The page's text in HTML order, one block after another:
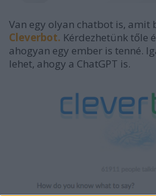
Van egy olyan chatbot is, amit
Cleverbot. Kérdezhetünk tőle
ahogyan egy ember is tenné.
lehet, ahogy a ChatGPT is.